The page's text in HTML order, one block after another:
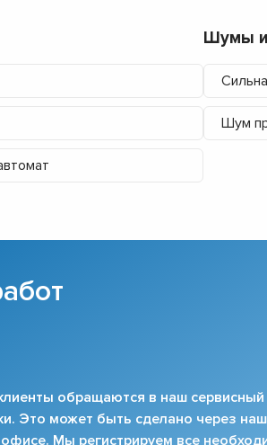
Шумы и
Шум
обращаются в наш сервисный
Это может быть сделано через
Мы регистрируем все